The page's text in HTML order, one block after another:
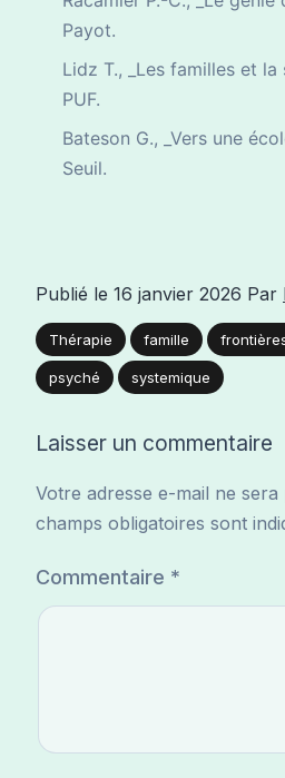
Payot.
Lidz T., _Les familles et la
PUF.
Bateson G., _Vers une
Seuil.
Publié le 16 janvier 2026 Par
Thérapie famille
psyché systemique
Laisser un commentaire
Votre adresse e-mail ne sera
champs obligatoires sont
Commentaire *